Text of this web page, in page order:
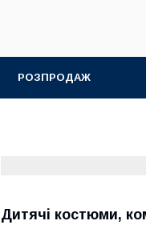
РОЗПРОДАЖ
Дитячі костюми,